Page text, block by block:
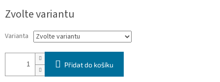
cena:
Zvolte variantu
Varianta
Přidat do košíku